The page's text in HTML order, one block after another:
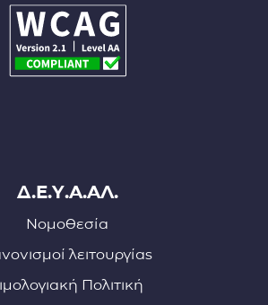
Δ.Ε.Υ.Α.ΑΛ.
Νομοθεσία
λειτουργίας
Πολιτική